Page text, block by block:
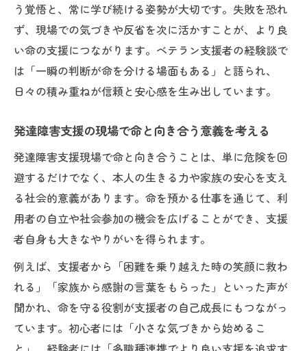
う覚悟と、常に学び続ける姿勢が大切です。失敗を恐れ
ず、現場での気づきや反省を次に活かすことが、より良
い命の支援につながります。ベテラン支援者の経験談で
は「一瞬の判断が命を分ける場面もある」と語られ、
日々の積み重ねが信頼と安心感を生み出しています。
発達障害支援の現場で命と向き合う意義を考える
発達障害支援現場で命と向き合うことは、単に危険を回
避するだけでなく、本人の生きる力や家族の安心を支え
る社会的意義があります。命を預かる仕事を通じて、利
用者の自立や社会参加の機会を広げることができ、支援
者自身も大きなやりがいを得られます。
例えば、支援者から「困難を乗り越えた時の笑顔に救わ
れる」「家族から感謝の言葉をもらった」といった声が
聞かれ、命を守る役割が支援者の自己成長にもつながっ
ています。初心者には「小さな気づきから始めるこ